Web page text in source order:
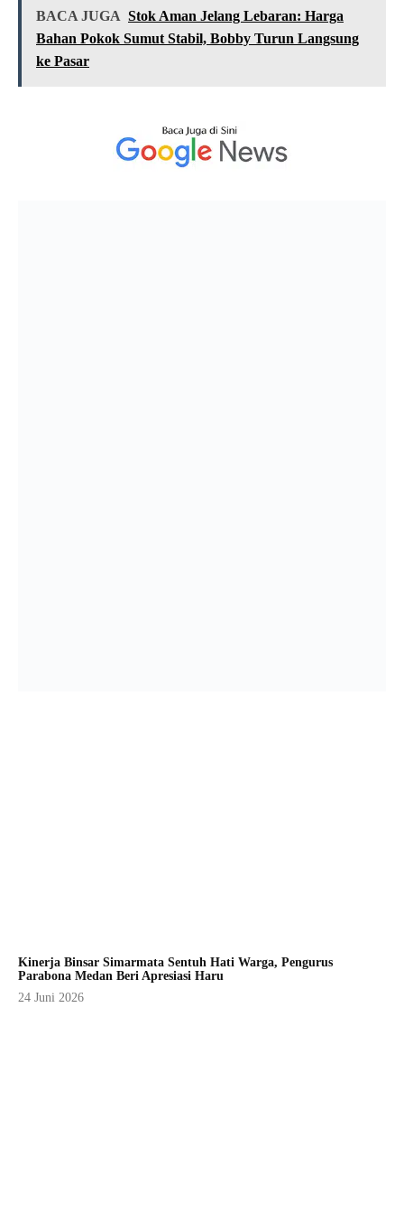
BACA JUGA Stok Aman Jelang Lebaran: Harga
Bahan Pokok Sumut Stabil, Bobby Turun Langsung
ke Pasar
Kinerja Binsar Simarmata Sentuh Hati Warga, Pengurus
Parabona Medan Beri Apresiasi Haru
24 Juni 2026